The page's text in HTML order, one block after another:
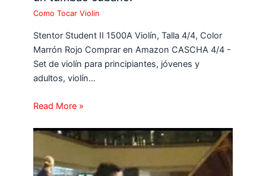
Como Tocar Violin
Stentor Student II 1500A Violín, Talla 4/4, Color
Marrón Rojo Comprar en Amazon CASCHA 4/4 -
Set de violín para principiantes, jóvenes y
adultos, violín…
Read More »